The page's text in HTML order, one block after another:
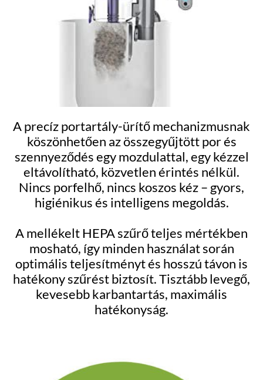
A precíz portartály-ürítő mechanizmusnak
köszönhetően az összegyűjtött por és
szennyeződés egy mozdulattal, egy kézzel
eltávolítható, közvetlen érintés nélkül.
Nincs porfelhő, nincs koszos kéz – gyors,
higiénikus és intelligens megoldás.
A mellékelt HEPA szűrő teljes mértékben
mosható, így minden használat során
optimális teljesítményt és hosszú távon is
hatékony szűrést biztosít. Tisztább levegő,
kevesebb karbantartás, maximális
hatékonyság.